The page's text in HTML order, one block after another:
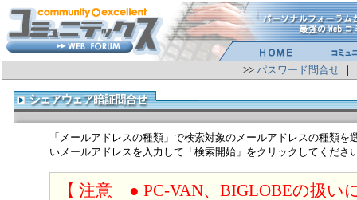
>> パスワード問合せ
「メールアドレスの種類」で検索対象のメールアドレスの種類
いメールアドレスを入力して「検索開始」をクリックしてくださ
【 注意 ● PC-VAN、BIGLOBEの扱い